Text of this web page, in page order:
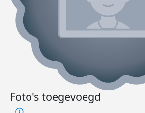
Foto's toegevoegd